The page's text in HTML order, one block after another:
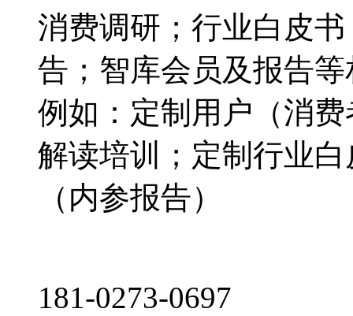
消费调研；行业白皮
告；智库会员及报告
例如：定制用户（消
解读培训；定制行业
（内参报告）
181-0273-0697